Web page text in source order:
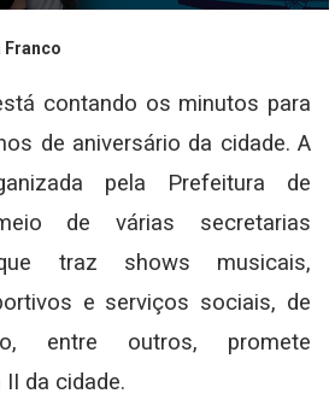
Franco
contando os minutos para
de aniversário da cidade. A
pela Prefeitura de
de várias secretarias
traz shows musicais,
e serviços sociais, de
entre outros, promete
da cidade.